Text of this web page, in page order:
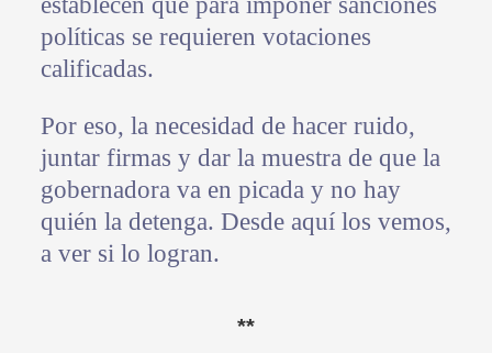
políticas se requieren votaciones
calificadas.
Por eso, la necesidad de hacer ruido,
juntar firmas y dar la muestra de que la
gobernadora va en picada y no hay
quién la detenga. Desde aquí los vemos,
a ver si lo logran.
**